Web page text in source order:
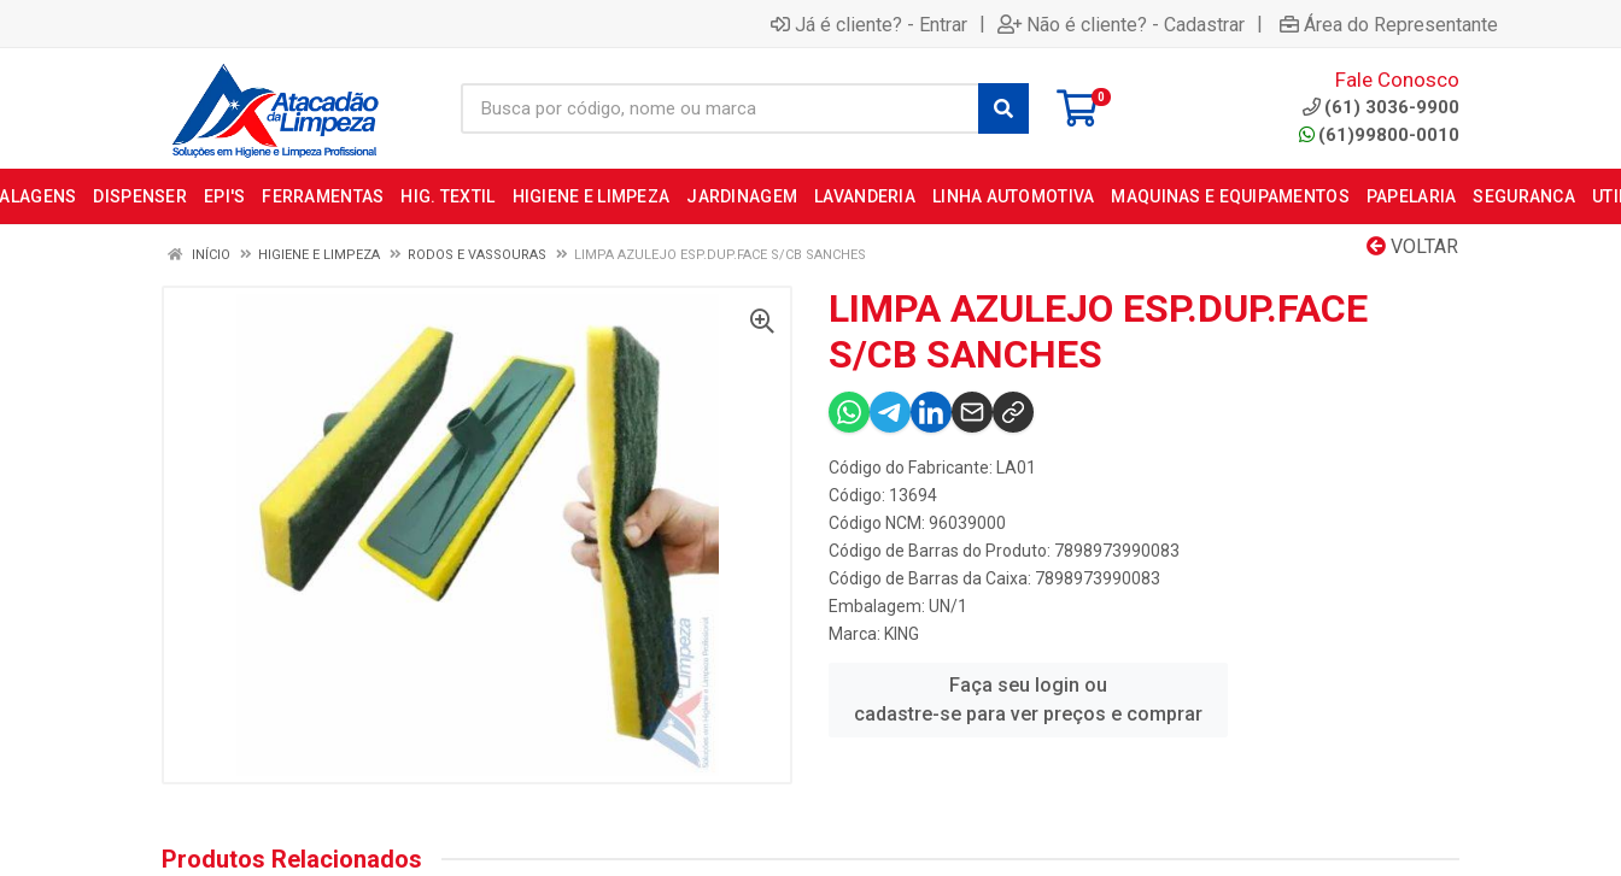
Já é cliente? - Entrar | Não é cliente? - Cadastrar | Área do Representante
0
Fale Conosco
(61) 3036-9900
(61)99800-0010
DISPENSER EPI'S FERRAMENTAS HIG. TEXTIL HIGIENE E LIMPEZA JARDINAGEM LAVANDERIA LINHA AUTOMOTIVA MAQUINAS E EQUIPAMENTOS PAPELARIA SEGURANCA
VOLTAR
INÍCIO HIGIENE E LIMPEZA RODOS E VASSOURAS LIMPA AZULEJO ESP.DUP.FACE S/CB SANCHES
LIMPA AZULEJO ESP.DUP.FACE
S/CB SANCHES
Código do Fabricante: LA01
Código: 13694
Código NCM: 96039000
Código de Barras do Produto: 7898973990083
Código de Barras da Caixa: 7898973990083
Embalagem: UN/1
Marca: KING
Faça seu login ou
cadastre-se para ver preços e comprar
Produtos Relacionados